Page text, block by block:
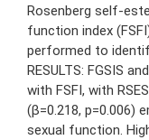
Rosenberg self-
function index
performed to
RESULTS: FGSIS
with FSFI, with
(β=0.218, p=0.006)
sexual function.